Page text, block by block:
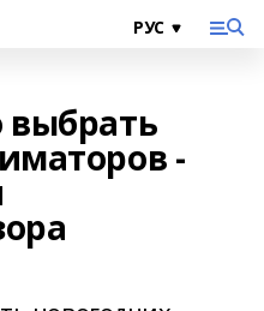
выбрать
-